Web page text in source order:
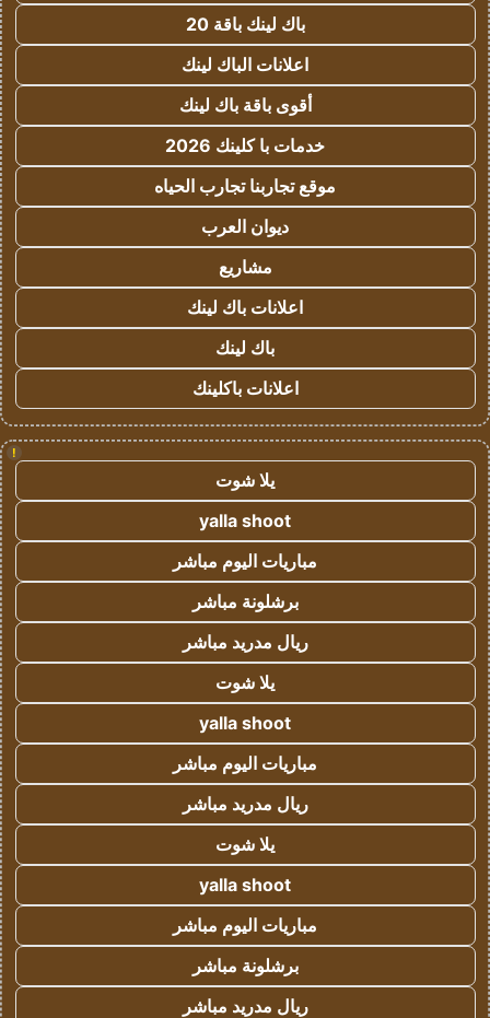
باك لينك باقة 20
اعلانات الباك لينك
أقوى باقة باك لينك
خدمات با كلينك 2026
موقع تجاربنا تجارب الحياه
ديوان العرب
مشاريع
اعلانات باك لينك
باك لينك
اعلانات باكلينك
!
يلا شوت
yalla shoot
مباريات اليوم مباشر
برشلونة مباشر
ريال مدريد مباشر
يلا شوت
yalla shoot
مباريات اليوم مباشر
ريال مدريد مباشر
يلا شوت
yalla shoot
مباريات اليوم مباشر
برشلونة مباشر
ريال مدريد مباشر